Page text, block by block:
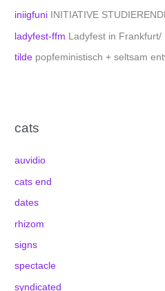
iniigfuni INITIATIVE
ladyfest-ffm Ladyfest in Frankfurt/
tilde popfeministisch + seltsam
cats
auvidio
cats end
dates
rhizom
signs
spectacle
syndicated